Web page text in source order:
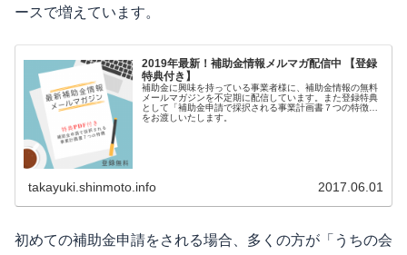
ースで増えています。
2019年最新！補助金情報メルマガ配信中 【登録
特典付き】
補助金に興味を持っている事業者様に、補助金情報の無料
メールマガジンを不定期に配信しています。また登録特典
として「補助金申請で採択される事業計画書７つの特徴」
をお渡しいたします。
takayuki.shinmoto.info 2017.06.01
初めての補助金申請をされる場合、多くの方が「うちの会